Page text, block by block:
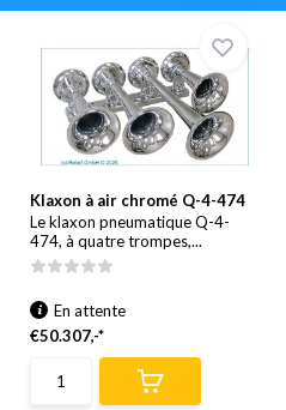
Klaxon à air chromé Q-4-474
Le klaxon pneumatique Q-4-
474, à quatre trompes,...
En attente
€50.307,-*